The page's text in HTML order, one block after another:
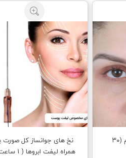
تزريق فيلر زير چشم (٣٠
نخ های جوانساز کل صورت
همراه لیفت ابروها ( 1 ساعت )